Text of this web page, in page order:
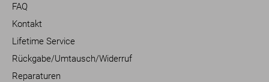
FAQ
Kontakt
Lifetime Service
Rückgabe/Umtausch/Widerruf
Reparaturen